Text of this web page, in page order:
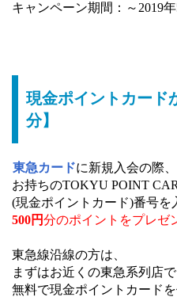
キャンペーン期間：～2019
現金ポイントカード
分】
東急カードに新規入会の際、
お持ちのTOKYU POINT
(現金ポイントカード)番号を
500円分のポイントをプレゼ
東急線沿線の方は、
まずはお近くの東急系列店で
無料で現金ポイントカードを